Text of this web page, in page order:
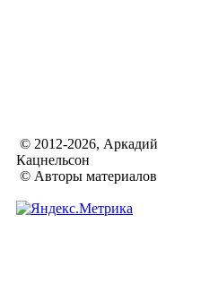
© 2012-2026, Аркадий
Кацнельсон
© Авторы материалов